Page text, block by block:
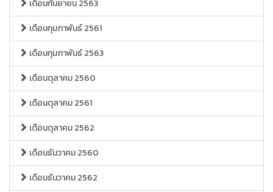
เดือนกันยายน 2563
เดือนกุมภาพันธ์ 2561
เดือนกุมภาพันธ์ 2563
เดือนตุลาคม 2560
เดือนตุลาคม 2561
เดือนตุลาคม 2562
เดือนธันวาคม 2560
เดือนธันวาคม 2562